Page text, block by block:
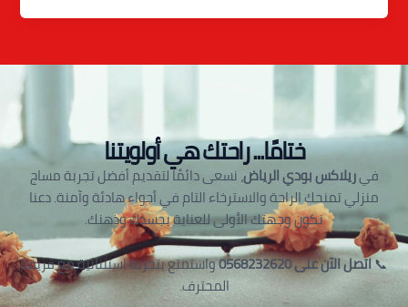
ختامًا... راحتك هي أولويتنا
فيريلاكس بودي الرياض، نسعى دائمًا لتقديم أفضل تجربة مساج
منزلي تمنحك الراحة والاسترخاء التام في أجواء هادئة وآمنة. دعنا
نكون وجهتك الأولى للعناية بجسدك وذهنك.
📞اتصل الآن على 0568232620
واستمتع بتجربة استثنائية مع فريقنا
المحترف.